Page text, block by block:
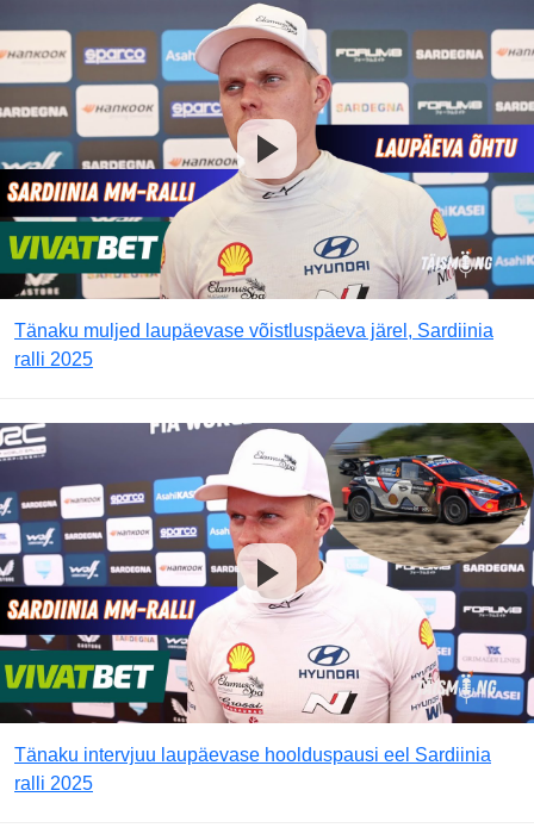
Tänaku muljed laupäevase võistluspäeva järel, Sardiinia
ralli 2025
Tänaku intervjuu laupäevase hoolduspausi eel Sardiinia
ralli 2025